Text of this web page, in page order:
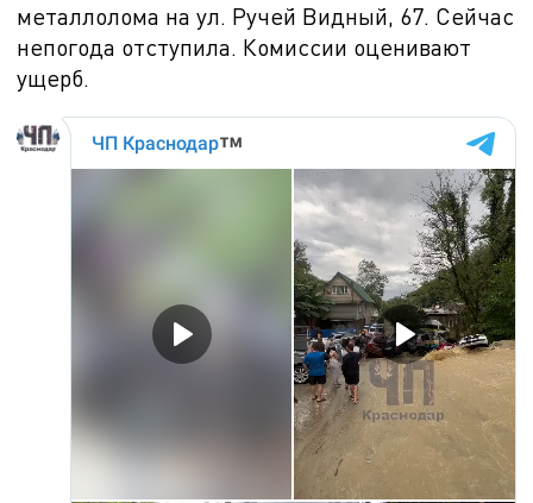
металлолома на ул. Ручей Видный, 67. Сейчас
непогода отступила. Комиссии оценивают
ущерб.